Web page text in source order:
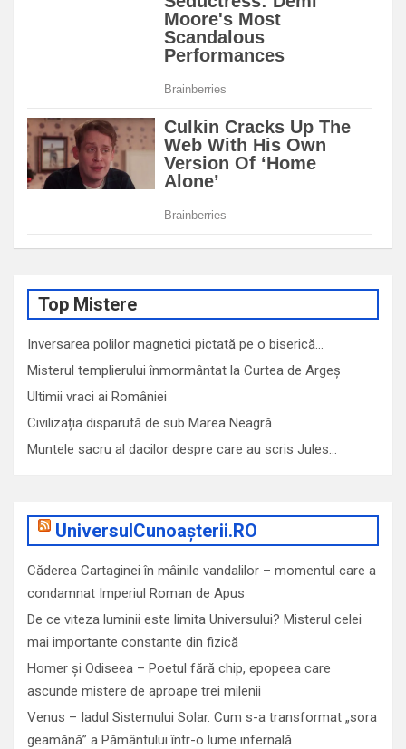
Top Mistere
Inversarea polilor magnetici pictată pe o biserică…
Misterul templierului înmormântat la Curtea de Argeș
Ultimii vraci ai României
Civilizația disparută de sub Marea Neagră
Muntele sacru al dacilor despre care au scris Jules…
UniversulCunoașterii.RO
Căderea Cartaginei în mâinile vandalilor – momentul care a
condamnat Imperiul Roman de Apus
De ce viteza luminii este limita Universului? Misterul celei
mai importante constante din fizică
Homer și Odiseea – Poetul fără chip, epopeea care
ascunde mistere de aproape trei milenii
Venus – Iadul Sistemului Solar. Cum s-a transformat „sora
geamănă” a Pământului într-o lume infernală